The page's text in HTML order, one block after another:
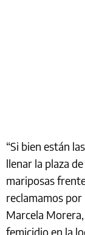
“Si bien están
llenar la plaza
mariposas
reclamamos por
Marcela
femicidio en la